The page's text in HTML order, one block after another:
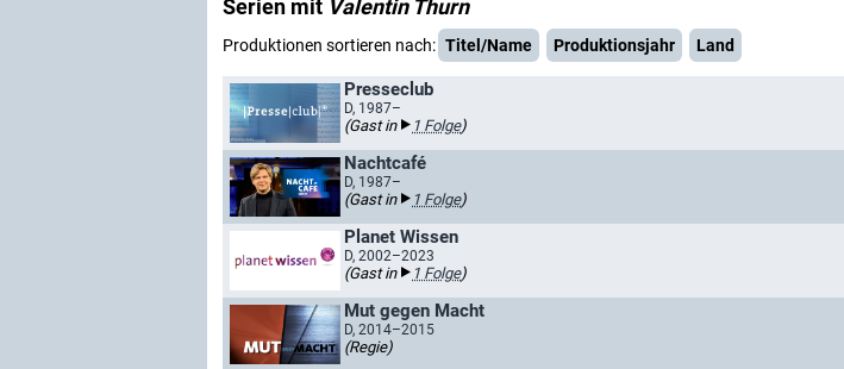
Serien mit Valentin Thurn
Produktionen sortieren nach: Titel/Name Produktionsjahr Land
Presseclub
D, 1987–
(Gast in 1 Folge)
Nachtcafé
D, 1987–
(Gast in 1 Folge)
Planet Wissen
D, 2002–2023
(Gast in 1 Folge)
Mut gegen Macht
D, 2014–2015
(Regie)